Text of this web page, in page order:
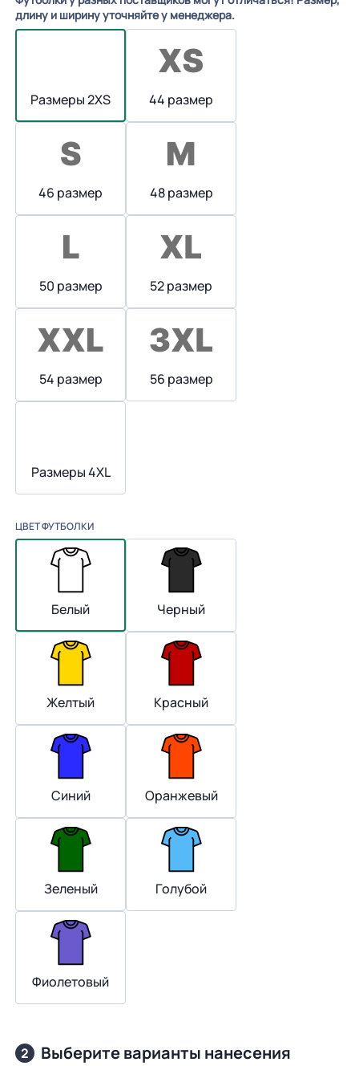
длину и ширину уточняйте у менеджера.
Размеры 2XS 44 размер
46 размер 48 размер
50 размер 52 размер
54 размер 56 размер
Размеры 4XL
ЦВЕТ ФУТБОЛКИ
Белый Черный
Желтый Красный
Синий Оранжевый
Зеленый Голубой
Фиолетовый
2 Выберите варианты нанесения